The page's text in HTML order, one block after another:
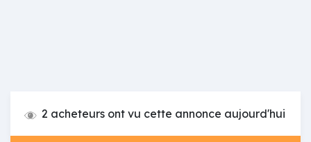
2 acheteurs ont vu cette annonce aujourd'hui